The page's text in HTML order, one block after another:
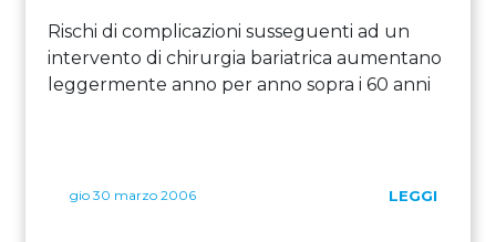
Rischi di complicazioni susseguenti ad un
intervento di chirurgia bariatrica aumentano
leggermente anno per anno sopra i 60 anni
gio 30 marzo 2006 LEGGI